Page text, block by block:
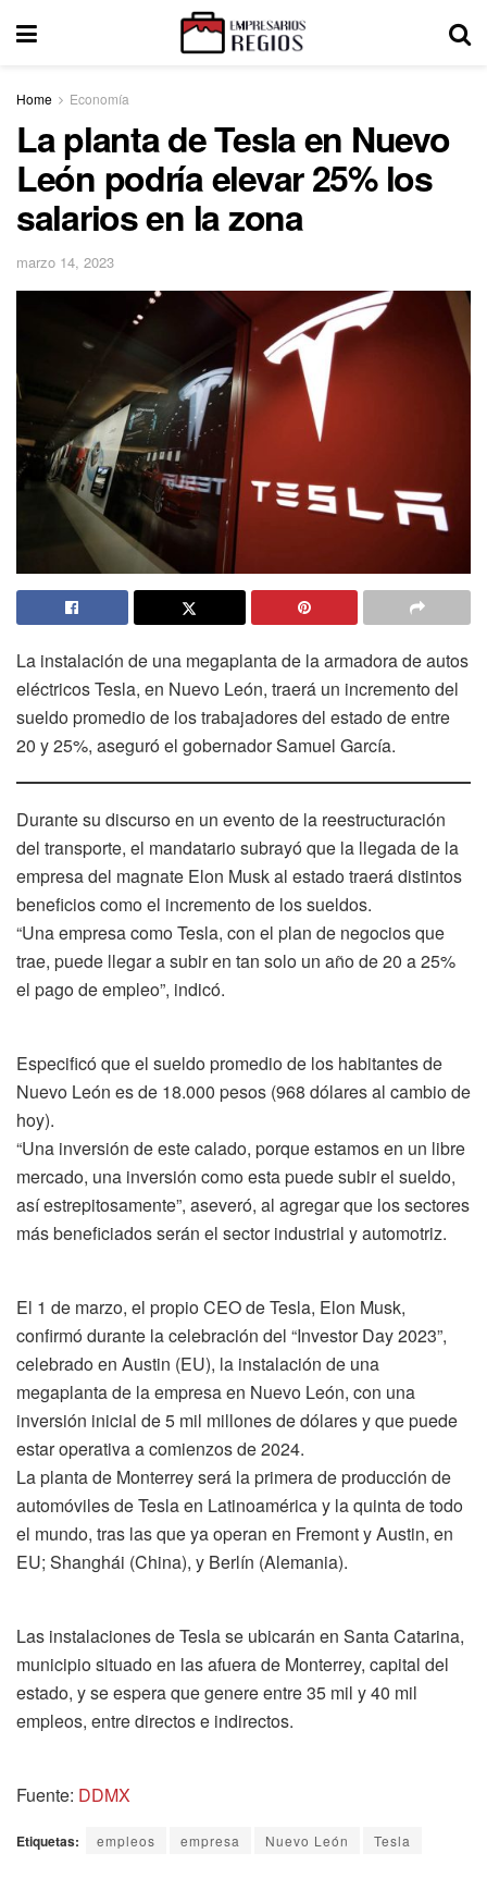
Home Economía
La planta de Tesla en Nuevo
León podría elevar 25% los
salarios en la zona
marzo 14, 2023
La instalación de una megaplanta de la armadora de autos
eléctricos Tesla, en Nuevo León, traerá un incremento del
sueldo promedio de los trabajadores del estado de entre
20 y 25%, aseguró el gobernador Samuel García.
Durante su discurso en un evento de la reestructuración
del transporte, el mandatario subrayó que la llegada de la
empresa del magnate Elon Musk al estado traerá distintos
beneficios como el incremento de los sueldos.
“Una empresa como Tesla, con el plan de negocios que
trae, puede llegar a subir en tan solo un año de 20 a 25%
el pago de empleo”, indicó.
Especificó que el sueldo promedio de los habitantes de
Nuevo León es de 18.000 pesos (968 dólares al cambio de
hoy).
“Una inversión de este calado, porque estamos en un libre
mercado, una inversión como esta puede subir el sueldo,
así estrepitosamente”, aseveró, al agregar que los sectores
más beneficiados serán el sector industrial y automotriz.
El 1 de marzo, el propio CEO de Tesla, Elon Musk,
confirmó durante la celebración del “Investor Day 2023”,
celebrado en Austin (EU), la instalación de una
megaplanta de la empresa en Nuevo León, con una
inversión inicial de 5 mil millones de dólares y que puede
estar operativa a comienzos de 2024.
La planta de Monterrey será la primera de producción de
automóviles de Tesla en Latinoamérica y la quinta de todo
el mundo, tras las que ya operan en Fremont y Austin, en
EU; Shanghái (China), y Berlín (Alemania).
Las instalaciones de Tesla se ubicarán en Santa Catarina,
municipio situado en las afuera de Monterrey, capital del
estado, y se espera que genere entre 35 mil y 40 mil
empleos, entre directos e indirectos.
Fuente: DDMX
Etiquetas: empleos empresa Nuevo León Tesla